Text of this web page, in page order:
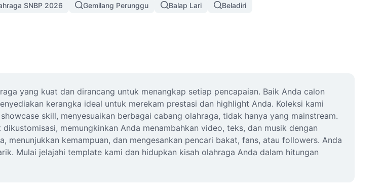
SNBP 2026 Gemilang Perunggu Balap Lari Beladiri
yang kuat dan dirancang untuk menangkap setiap pencapaian. Baik Anda calon
kerangka ideal untuk merekam prestasi dan highlight Anda. Koleksi kami
skill, menyesuaikan berbagai cabang olahraga, tidak hanya yang mainstream.
memungkinkan Anda menambahkan video, teks, dan musik dengan
kemampuan, dan mengesankan pencari bakat, fans, atau followers. Anda
Mulai jelajahi template kami dan hidupkan kisah olahraga Anda dalam hitungan